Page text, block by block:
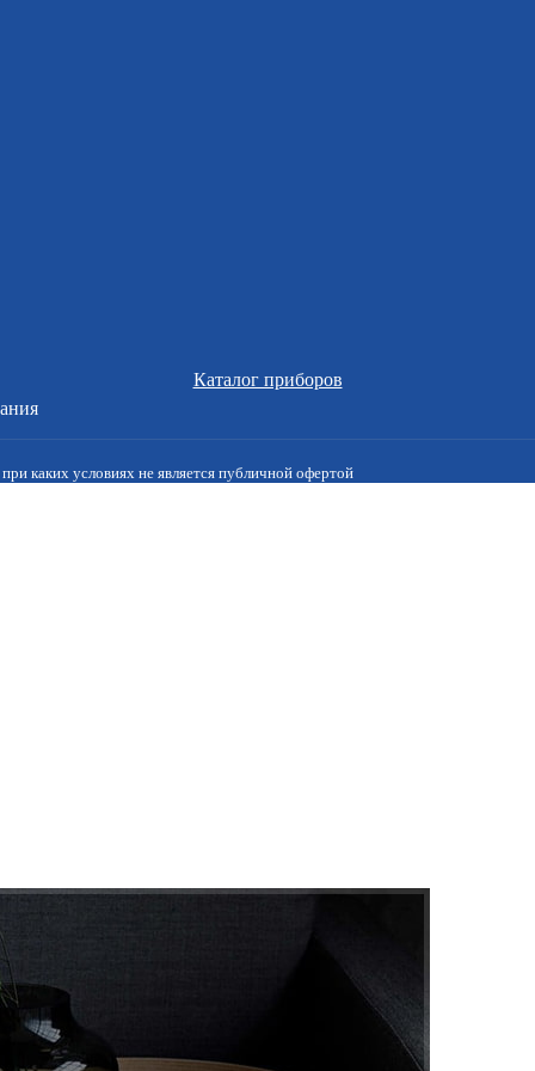
Каталог приборов
каких условиях не является публичной офертой